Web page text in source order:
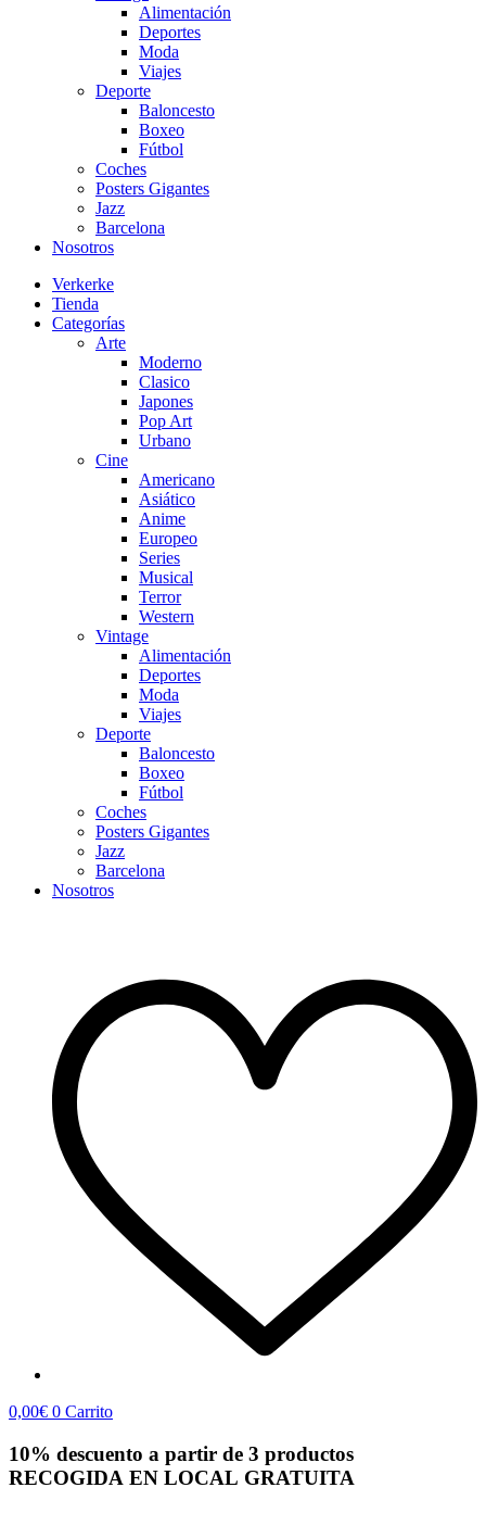
Alimentación
Deportes
Moda
Viajes
Deporte
Baloncesto
Boxeo
Fútbol
Coches
Posters Gigantes
Jazz
Barcelona
Nosotros
Verkerke
Tienda
Categorías
Arte
Moderno
Clasico
Japones
Pop Art
Urbano
Cine
Americano
Asiático
Anime
Europeo
Series
Musical
Terror
Western
Vintage
Alimentación
Deportes
Moda
Viajes
Deporte
Baloncesto
Boxeo
Fútbol
Coches
Posters Gigantes
Jazz
Barcelona
Nosotros
0,00€ 0 Carrito
10% descuento a partir de 3 productos
RECOGIDA EN LOCAL GRATUITA